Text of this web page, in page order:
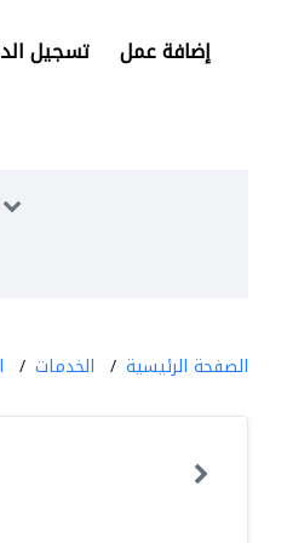
تسجيل إضافة عمل
الصفحة الرئيسية الخدمات